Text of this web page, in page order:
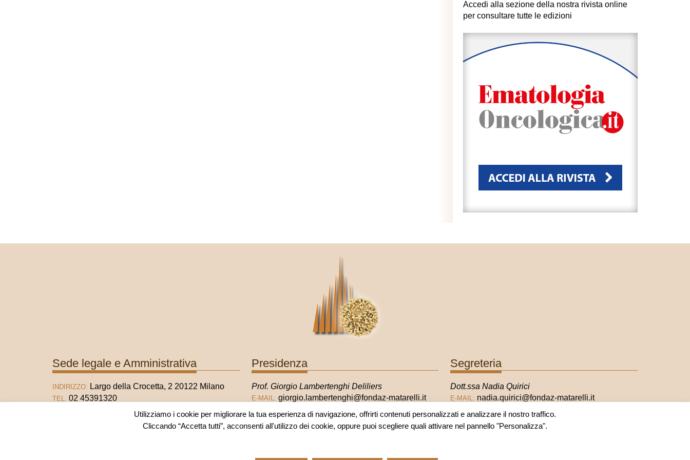
Accedi alla sezione della nostra rivista online
per consultare tutte le edizioni
Sede legale e Amministrativa
INDIRIZZO: Largo della Crocetta, 2 20122 Milano
TEL. 02 45391320
info@fondazionematarelli.it
Presidenza
Prof. Giorgio Lambertenghi Deliliers
E-MAIL: giorgio.lambertenghi@fondaz-matarelli.it
Segreteria
Dott.ssa Nadia Quirici
E-MAIL: nadia.quirici@fondaz-matarelli.it
Utilizziamo i cookie per migliorare la tua esperienza di navigazione, offrirti contenuti personalizzati e analizzare il nostro traffico.
Cliccando “Accetta tutti”, acconsenti all'utilizzo dei cookie, oppure puoi scegliere quali attivare nel pannello "Personalizza".